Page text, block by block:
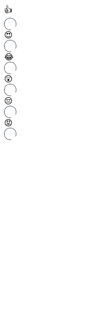
👍
😍
😂
😲
😔
😡